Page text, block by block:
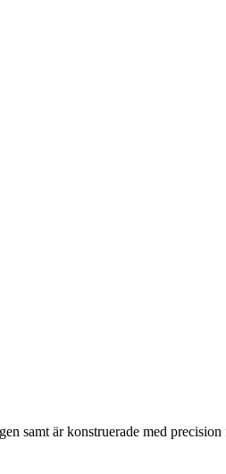
samt är konstruerade med precision